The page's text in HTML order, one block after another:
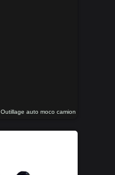
Outillage auto moco camion